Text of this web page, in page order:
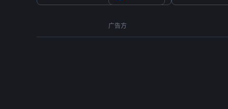
广告方